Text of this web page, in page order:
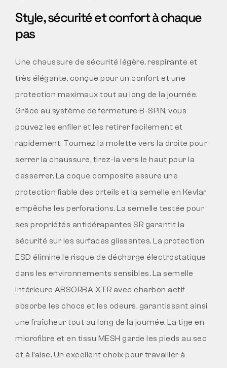
Style, sécurité et confort à chaque
pas
Une chaussure de sécurité légère, respirante et
très élégante, conçue pour un confort et une
protection maximaux tout au long de la journée.
Grâce au système de fermeture B-SPIN, vous
pouvez les enfiler et les retirer facilement et
rapidement. Tournez la molette vers la droite pour
serrer la chaussure, tirez-la vers le haut pour la
desserrer. La coque composite assure une
protection fiable des orteils et la semelle en Kevlar
empêche les perforations. La semelle testée pour
ses propriétés antidérapantes SR garantit la
sécurité sur les surfaces glissantes. La protection
ESD élimine le risque de décharge électrostatique
dans les environnements sensibles. La semelle
intérieure ABSORBA XTR avec charbon actif
absorbe les chocs et les odeurs, garantissant ainsi
une fraîcheur tout au long de la journée. La tige en
microfibre et en tissu MESH garde les pieds au sec
et à l’aise. Un excellent choix pour travailler à